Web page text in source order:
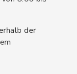
der